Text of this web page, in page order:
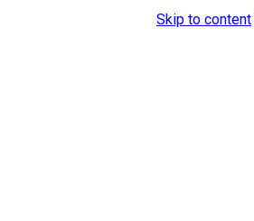
Skip to content